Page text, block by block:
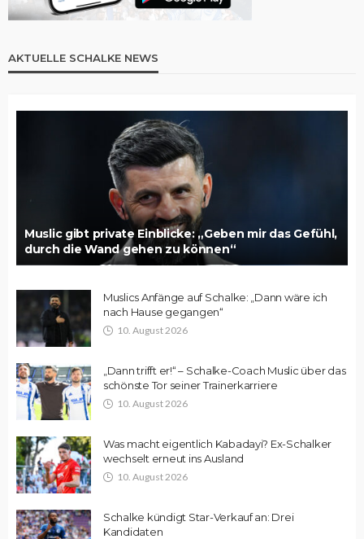
AKTUELLE SCHALKE NEWS
Muslic gibt private Einblicke: „Geben mir das Gefühl,
durch die Wand gehen zu können“
Muslics Anfänge auf Schalke: „Dann wäre ich
nach Hause gegangen“
10. August 2026
„Dann trifft er!“ – Schalke-Coach Muslic über das
schönste Tor seiner Trainerkarriere
10. August 2026
Was macht eigentlich Kabadayi? Ex-Schalker
wechselt erneut ins Ausland
10. August 2026
Schalke kündigt Star-Verkauf an: Drei
Kandidaten